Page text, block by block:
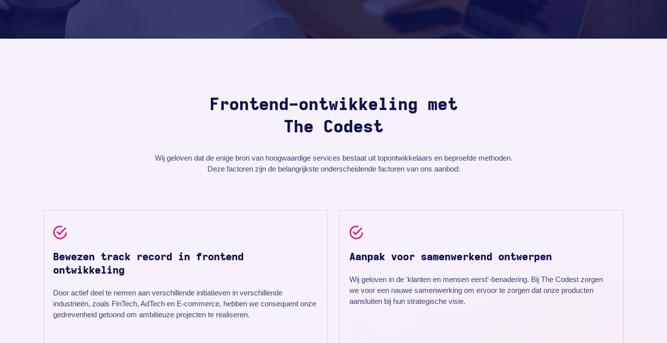
Frontend-ontwikkeling met
The Codest
Wij geloven dat de enige bron van hoogwaardige services bestaat uit topontwikkelaars en beproefde methoden.
Deze factoren zijn de belangrijkste onderscheidende factoren van ons aanbod:
Bewezen track record in frontend
ontwikkeling
Door actief deel te nemen aan verschillende initiatieven in verschillende
industrieën, zoals FinTech, AdTech en E-commerce, hebben we consequent onze
gedrevenheid getoond om ambitieuze projecten te realiseren.
Aanpak voor samenwerkend ontwerpen
Wij geloven in de 'klanten en mensen eerst'-benadering. Bij The Codest zorgen
we voor een nauwe samenwerking om ervoor te zorgen dat onze producten
aansluiten bij hun strategische visie.